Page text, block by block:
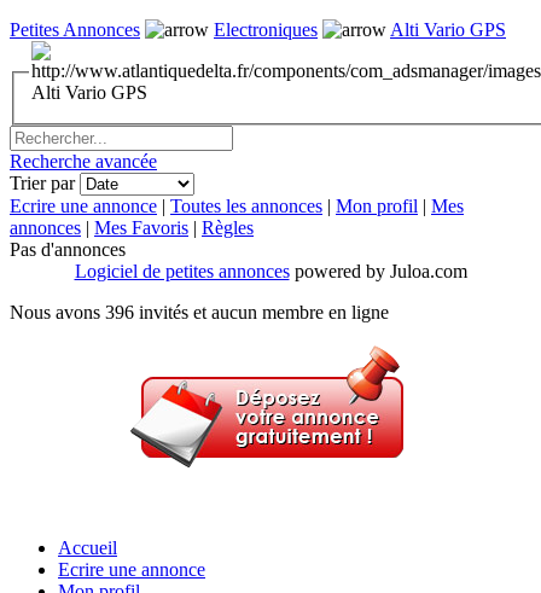
Petites Annonces
Electroniques Alti Vario GPS
Alti Vario GPS
Recherche avancée
Trier par
Ecrire une annonce | Toutes les annonces | Mon profil | Mes
annonces | Mes Favoris | Règles
Pas d'annonces
Logiciel de petites annoncespowered by Juloa.com
Nous avons 396 invités et aucun membre en ligne
Accueil
Ecrire une annonce